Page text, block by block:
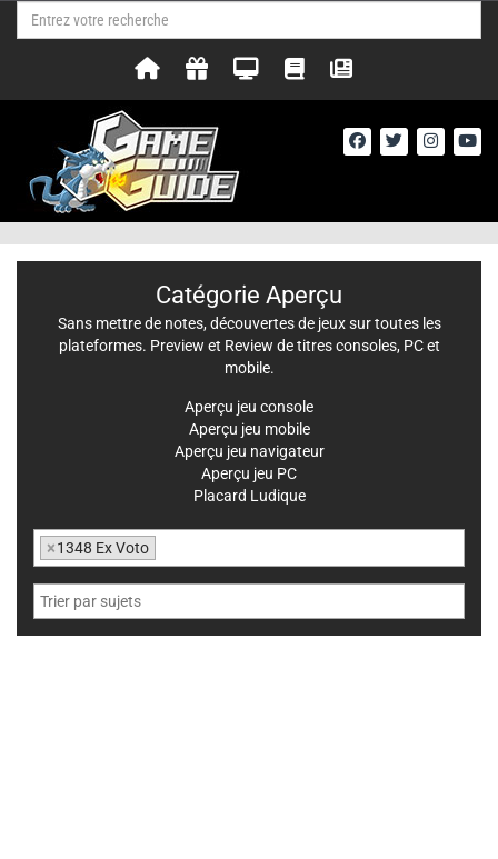
Catégorie Aperçu
Sans mettre de notes, découvertes de jeux sur toutes les
plateformes. Preview et Review de titres consoles, PC et
mobile.
Aperçu jeu console
Aperçu jeu mobile
Aperçu jeu navigateur
Aperçu jeu PC
Placard Ludique
×1348 Ex Voto